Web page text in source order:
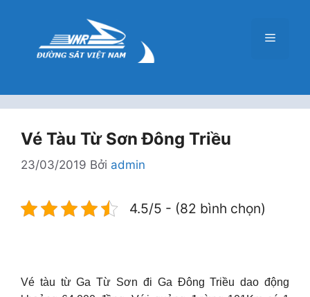
Menu
Vé Tàu Từ Sơn Ðông Triều
23/03/2019 Bởi admin
4.5/5 - (82 bình chọn)
Vé tàu từ Ga Từ Sơn đi Ga Ðông Triều dao động